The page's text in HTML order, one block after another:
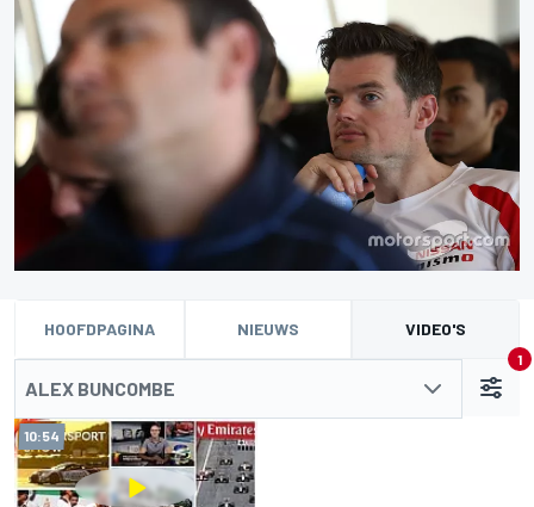
HOOFDPAGINA NIEUWS VIDEO'S
ALEX BUNCOMBE
1
10:54